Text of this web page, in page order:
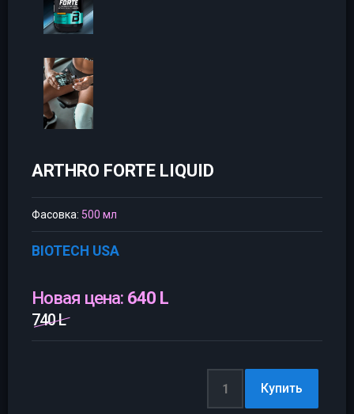
ARTHRO FORTE LIQUID
Фасовка: 500 мл
BIOTECH USA
Новая цена: 640 L
740 L